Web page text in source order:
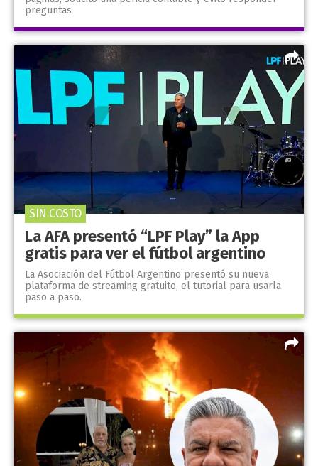
preguntas
La AFA presentó “LPF Play” la App
gratis para ver el fútbol argentino
La Asociación del Fútbol Argentino presentó su nueva
plataforma de streaming gratuito, el tutorial para usarla
paso a paso.
SIN COSTO